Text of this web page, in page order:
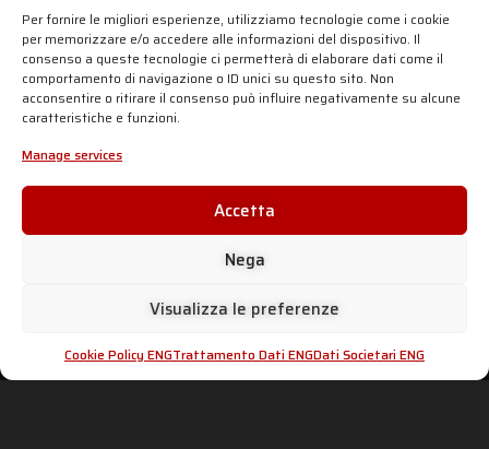
Per fornire le migliori esperienze, utilizziamo tecnologie come i cookie
per memorizzare e/o accedere alle informazioni del dispositivo. Il
consenso a queste tecnologie ci permetterà di elaborare dati come il
comportamento di navigazione o ID unici su questo sito. Non
acconsentire o ritirare il consenso può influire negativamente su alcune
caratteristiche e funzioni.
Manage services
Accetta
Nega
Visualizza le preferenze
Cookie Policy ENGTrattamento Dati ENGDati Societari ENG
Titanium honeycomb grid on both outlets
For more details, click the button below:
SC-PROJECT SHOP
SC-PROJECT WORLD
Shop
INFO & SUPPORT
Official Distributors